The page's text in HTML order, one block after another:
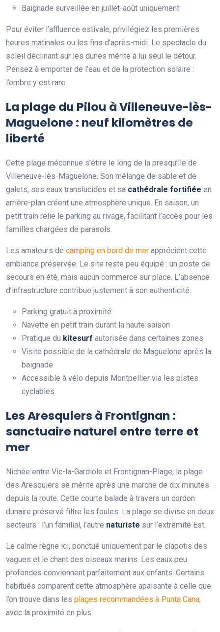
Baignade surveillée en juillet-août uniquement
Pour éviter l’affluence estivale, privilégiez les premières
heures matinales ou les fins d’après-midi. Le spectacle du
soleil déclinant sur les dunes mérite à lui seul le détour.
Pensez à emporter de l’eau et de la protection solaire :
l’ombre y est rare.
La plage du Pilou à Villeneuve-lès-
Maguelone : neuf kilomètres de
liberté
Cette plage méconnue s’étire le long de la presqu’île de
Villeneuve-lès-Maguelone. Son mélange de sable et de
galets, ses eaux translucides et sa cathédrale fortifiée en
arrière-plan créent une atmosphère unique. En saison, un
petit train relie le parking au rivage, facilitant l’accès pour les
familles chargées de parasols.
Les amateurs de camping en bord de mer apprécient cette
ambiance préservée. Le site reste peu équipé : un poste de
secours en été, mais aucun commerce sur place. L’absence
d’infrastructure contribue justement à son authenticité.
Parking gratuit à proximité
Navette en petit train durant la haute saison
Pratique du kitesurf autorisée dans certaines zones
Visite possible de la cathédrale de Maguelone après la
baignade
Accessible à vélo depuis Montpellier via les pistes
cyclables
Les Aresquiers à Frontignan :
sanctuaire naturel entre terre et
mer
Nichée entre Vic-la-Gardiole et Frontignan-Plage, la plage
des Aresquiers se mérite après une marche de dix minutes
depuis la route. Cette courte balade à travers un cordon
dunaire préservé filtre les foules. La plage se divise en deux
secteurs : l’un familial, l’autre naturiste sur l’extrémité Est.
Le calme règne ici, ponctué uniquement par le clapotis des
vagues et le chant des oiseaux marins. Les eaux peu
profondes conviennent parfaitement aux enfants. Certains
habitués comparent cette atmosphère apaisante à celle que
l’on trouve dans les plages recommandées à Punta Cana,
avec la proximité en plus.